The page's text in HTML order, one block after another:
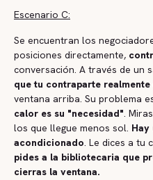
Escenario C:
Se encuentran los
posiciones directamente,
conversación. A través de un
que tu contraparte
ventana arriba. Su problema
calor es su "necesidad" .
los que llegue menos sol. Hay
acondicionado . Le dices a
pides a la bibliotecaria que
cierras la ventana.